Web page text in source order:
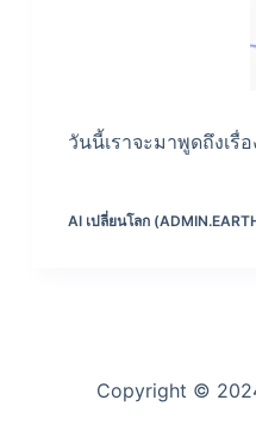
วันนี้เราจะมาพูดถึงเรื่
AI เปลี่ยนโลก
Copyright ©